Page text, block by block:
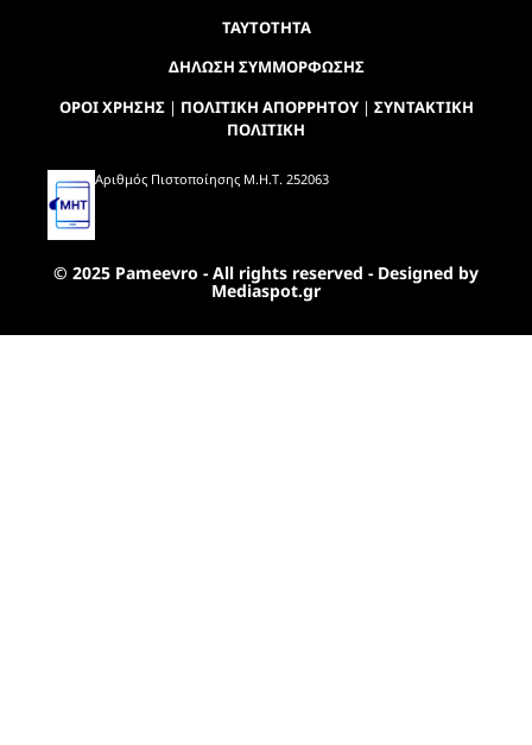
ΤΑΥΤΟΤΗΤΑ
ΔΗΛΩΣΗ ΣΥΜΜΟΡΦΩΣΗΣ
ΟΡΟΙ ΧΡΗΣΗΣ| ΠΟΛΙΤΙΚΗ ΑΠΟΡΡΗΤΟΥ| ΣΥΝΤΑΚΤΙΚΗ
ΠΟΛΙΤΙΚΗ
Αριθμός Πιστοποίησης Μ.Η.Τ. 252063
© 2025 Pameevro - All rights reserved - Designed by
Mediaspot.gr